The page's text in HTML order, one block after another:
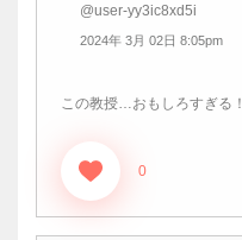
@user-yy3ic8xd5i
2024年 3月 02日 8:05pm
この教授…おもしろすぎる！
0